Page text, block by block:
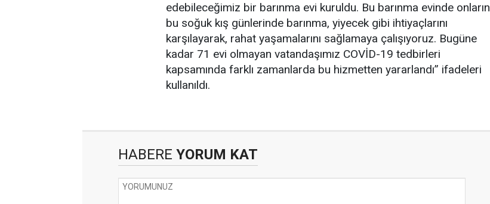
edebileceğimiz bir barınma evi kuruldu. Bu barınma evinde onların
bu soğuk kış günlerinde barınma, yiyecek gibi ihtiyaçlarını
karşılayarak, rahat yaşamalarını sağlamaya çalışıyoruz. Bugüne
kadar 71 evi olmayan vatandaşımız COVİD-19 tedbirleri
kapsamında farklı zamanlarda bu hizmetten yararlandı” ifadeleri
kullanıldı.
HABERE YORUM KAT